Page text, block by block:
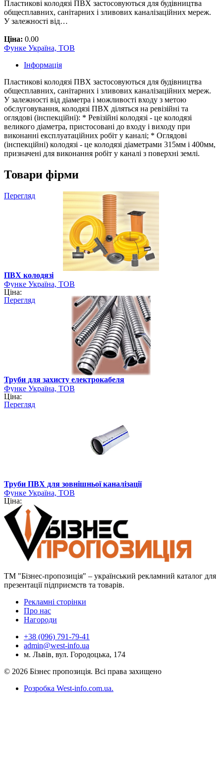
Пластикові колодязі ПВХ застосовуються для будівництва
общесплавних, санітарних і зливових каналізаційних мереж.
У залежності від…
Ціна: 0.00
Функе Україна, ТОВ
Інформація
Пластикові колодязі ПВХ застосовуються для будівництва
общесплавних, санітарних і зливових каналізаційних мереж.
У залежності від діаметра і можливості входу з метою
обслуговування, колодязі ПВХ діляться на ревізійні та
оглядові (інспекційні): * Ревізійні колодязі - це колодязі
великого діаметра, пристосовані до входу і виходу при
виконанні експлуатаційних робіт у каналі; * Оглядові
(інспекційні) колодязі - це колодязі діаметрами 315мм і 400мм,
призначені для виконання робіт у каналі з поверхні землі.
Товари фірми
Перегляд
ПВХ колодязі
Функе Україна, ТОВ
Ціна:
Перегляд
Труби для захисту електрокабеля
Функе Україна, ТОВ
Ціна:
Перегляд
Труби ПВХ для зовнішньої каналізації
Функе Україна, ТОВ
Ціна:
ТМ "Бізнес-пропозиція" – український рекламний каталог для
презентації підприємств та товарів.
Рекламні сторінки
Про нас
Нагороди
+38 (096) 791-79-41
admin@west-info.ua
м. Львів, вул. Городоцька, 174
© 2026 Бізнес пропозиція. Всі права захищено
Розробка West-info.com.ua.